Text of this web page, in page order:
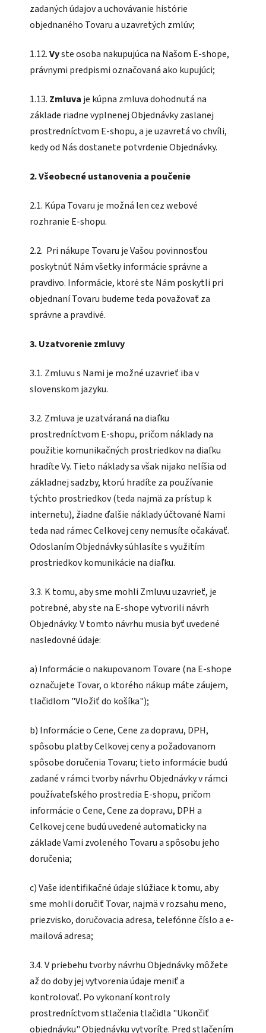
zadaných údajov a uchovávanie histórie
objednaného Tovaru a uzavretých zmlúv;
1.12.Vyste osoba nakupujúca na Našom E-shope,
právnymi predpismi označovaná ako kupujúci;
1.13. Zmluva je kúpna zmluva dohodnutá na
základe riadne vyplnenej Objednávky zaslanej
prostredníctvom E-shopu, a je uzavretá vo chvíli,
kedy od Nás dostanete potvrdenie Objednávky.
2. Všeobecné ustanovenia a poučenie
2.1. Kúpa Tovaru je možná len cez webové
rozhranie E-shopu.
2.2. Pri nákupe Tovaru je Vašou povinnosťou
poskytnúť Nám všetky informácie správne a
pravdivo. Informácie, ktoré ste Nám poskytli pri
objednaní Tovaru budeme teda považovať za
správne a pravdivé.
3. Uzatvorenie zmluvy
3.1. Zmluvu s Nami je možné uzavrieť iba v
slovenskom jazyku.
3.2. Zmluva je uzatváraná na diaľku
prostredníctvom E-shopu, pričom náklady na
použitie komunikačných prostriedkov na diaľku
hradíte Vy. Tieto náklady sa však nijako nelíšia od
základnej sadzby, ktorú hradíte za používanie
týchto prostriedkov (teda najmä za prístup k
internetu), žiadne ďalšie náklady účtované Nami
teda nad rámec Celkovej ceny nemusíte očakávať.
Odoslaním Objednávky súhlasíte s využitím
prostriedkov komunikácie na diaľku.
3.3. K tomu, aby sme mohli Zmluvu uzavrieť, je
potrebné, aby ste na E-shope vytvorili návrh
Objednávky. V tomto návrhu musia byť uvedené
nasledovné údaje:
a) Informácie o nakupovanom Tovare (na E-shope
označujete Tovar, o ktorého nákup máte záujem,
tlačidlom "Vložiť do košíka");
b) Informácie o Cene, Cene za dopravu, DPH,
spôsobu platby Celkovej ceny a požadovanom
spôsobe doručenia Tovaru; tieto informácie budú
zadané v rámci tvorby návrhu Objednávky v rámci
používateľského prostredia E-shopu, pričom
informácie o Cene, Cene za dopravu, DPH a
Celkovej cene budú uvedené automaticky na
základe Vami zvoleného Tovaru a spôsobu jeho
doručenia;
c) Vaše identifikačné údaje slúžiace k tomu, aby
sme mohli doručiť Tovar, najmä v rozsahu meno,
priezvisko, doručovacia adresa, telefónne číslo a e-
mailová adresa;
3.4. V priebehu tvorby návrhu Objednávky môžete
až do doby jej vytvorenia údaje meniť a
kontrolovať. Po vykonaní kontroly
prostredníctvom stlačenia tlačidla "Ukončiť
objednávku" Objednávku vytvoríte. Pred stlačením